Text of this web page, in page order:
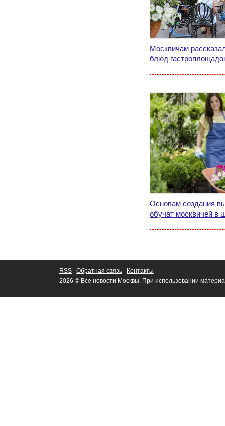
Москвичам
блюд
Основам создания
обучат москвичей в
RSS Обратная связь
Контакты
2026 © Все новости Москвы. При использовании